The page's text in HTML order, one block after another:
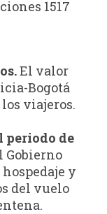
1517
El valor
Bogotá
viajeros.
periodo de
Gobierno
y
del vuelo